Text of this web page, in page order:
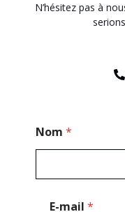
N’hésitez pas à
Nom *
E-mail *